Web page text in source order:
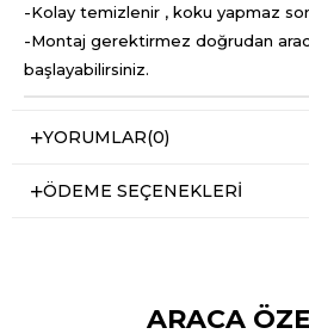
-Kolay temizlenir , koku yapmaz
-Montaj gerektirmez doğrudan
başlayabilirsiniz.
YORUMLAR(0)
ÖDEME SEÇENEKLERI
ARACA